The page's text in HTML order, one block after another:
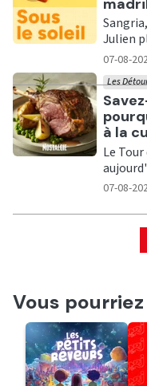
Julien
07-08-
à la
Les
Le
07-08-
Vous